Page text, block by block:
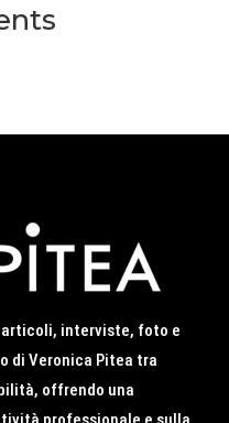
articoli, interviste, foto e
di Veronica Pitea tra
offrendo una